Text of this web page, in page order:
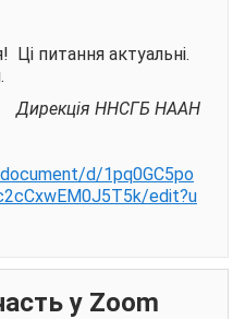
Ці питання актуальні.
Дирекція ННСГБ НААН
d/1pq0GC5po
edit?u
у Zoom